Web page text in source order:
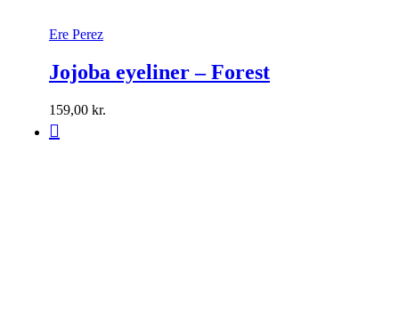
Ere Perez
Jojoba eyeliner – Forest
159,00 kr.